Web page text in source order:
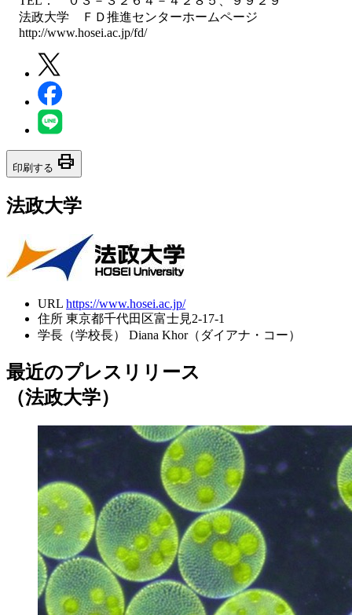
法政大学 ＦＤ推進センターホームページ
http://www.hosei.ac.jp/fd/
印刷する print
法政大学
URL https://www.hosei.ac.jp/
住所 東京都千代田区富士見2-17-1
学長（学校長）
Diana Khor（ダイアナ・コー）
最近のプレスリリース
（法政大学）